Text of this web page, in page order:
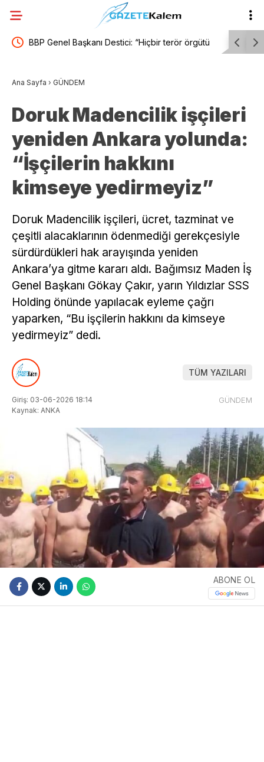
BBP Genel Başkanı Destici: “Hiçbir terör örgütü TKP
Ana Sayfa › GÜNDEM
Doruk Madencilik işçileri
yeniden Ankara yolunda:
“İşçilerin hakkını
kimseye yedirmeyiz”
Doruk Madencilik işçileri, ücret, tazminat ve
çeşitli alacaklarının ödenmediği gerekçesiyle
sürdürdükleri hak arayışında yeniden
Ankara’ya gitme kararı aldı. Bağımsız Maden İş
Genel Başkanı Gökay Çakır, yarın Yıldızlar SSS
Holding önünde yapılacak eyleme çağrı
yaparken, “Bu işçilerin hakkını da kimseye
yedirmeyiz” dedi.
TÜM YAZILARI
Giriş: 03-06-2026 18:14
Kaynak: ANKA
GÜNDEM
ABONE OL